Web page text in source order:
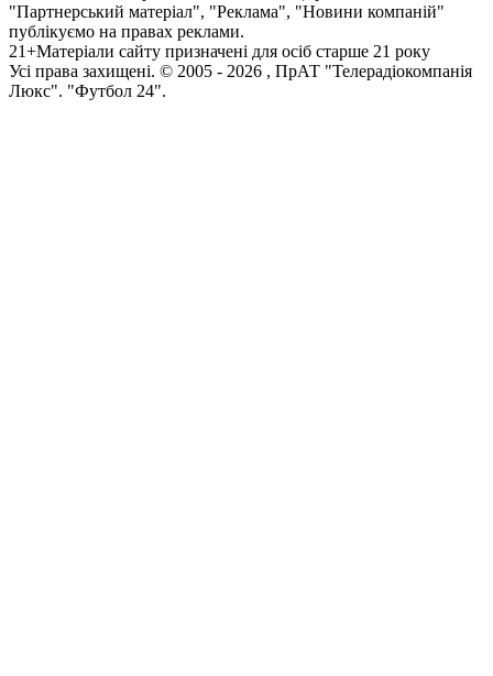
"Партнерський матеріал", "Реклама", "Новини компаній"
публікуємо на правах реклами.
21+Матеріали сайту призначені для осіб старше 21 року
Усi права захищенi. © 2005 - 2026 , ПрАТ "Телерадіокомпанія
Люкс". "Футбол 24".